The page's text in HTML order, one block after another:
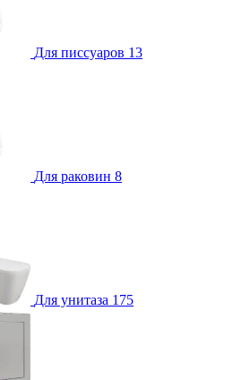
Для писсуаров 13
Для раковин 8
Для унитаза 175